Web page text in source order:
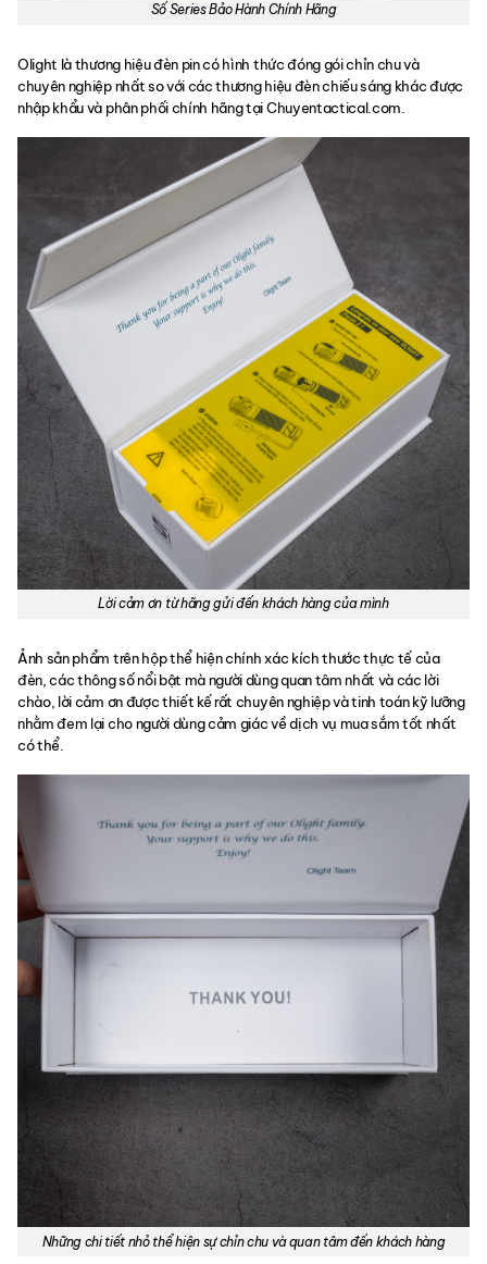
Số Series Bảo Hành Chính Hãng
Olight là thương hiệu đèn pin có hình thức đóng gói chỉn chu và
chuyên nghiệp nhất so với các thương hiệu đèn chiếu sáng khác được
nhập khẩu và phân phối chính hãng tại Chuyentactical.com.
Lời cảm ơn từ hãng gửi đến khách hàng của mình
Ảnh sản phẩm trên hộp thể hiện chính xác kích thước thực tế của
đèn, các thông số nổi bật mà người dùng quan tâm nhất và các lời
chào, lời cảm ơn được thiết kế rất chuyên nghiệp và tinh toán kỹ lưỡng
nhằm đem lại cho người dùng cảm giác về dịch vụ mua sắm tốt nhất
có thể.
Những chi tiết nhỏ thể hiện sự chỉn chu và quan tâm đến khách hàng